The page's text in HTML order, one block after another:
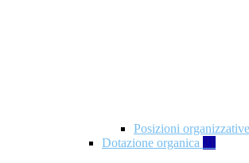
Posizioni organizzative
Dotazione organica 21